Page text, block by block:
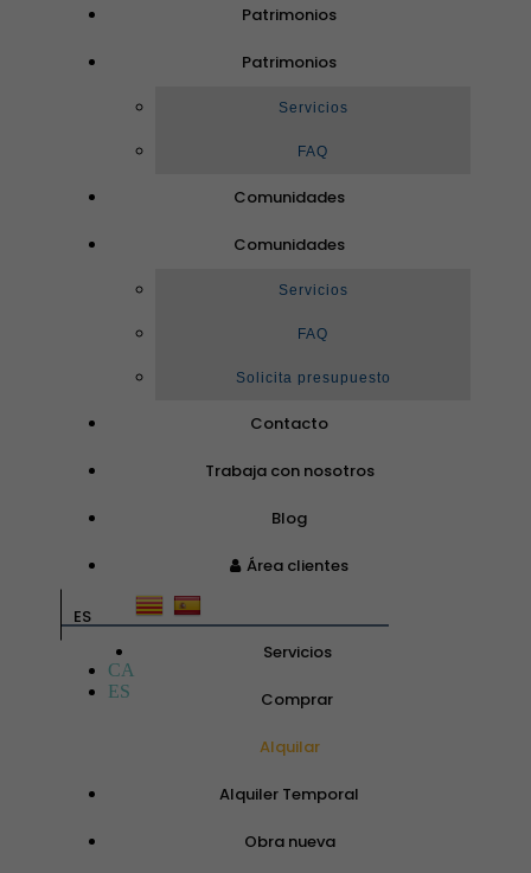
Patrimonios
Patrimonios
Servicios
FAQ
Comunidades
Comunidades
Servicios
FAQ
Solicita presupuesto
Contacto
Trabaja con nosotros
Blog
Área clientes
ES
CA
ES
Servicios
Comprar
Alquilar
Alquiler Temporal
Obra nueva